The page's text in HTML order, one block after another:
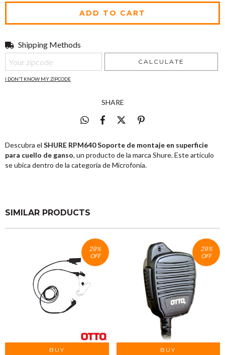
Shipping for zipcode:
Shipping Methods
CALCULATE
I DON'T KNOW MY ZIPCODE
SHARE
Descubra el SHURE RPM640 Soporte de montaje en superficie
para cuello de ganso, un producto de la marca Shure. Este artículo
se ubica dentro de la categoría de Microfonía.
SIMILAR PRODUCTS
29%
OFF
29%
OFF